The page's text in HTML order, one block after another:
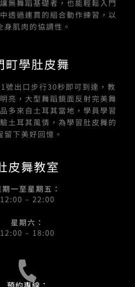
無舞蹈基礎者，也能輕鬆入門
透過連貫的組合動作練習，以
身肌肉的協調性。
町學肚皮舞
號出口步行30秒即可到達，教
亮，大型舞蹈鏡面反射完美舞
多來自土耳其當地，學員學習
土耳其風情，為學習肚皮舞的
留下美好回憶。
皮舞教室
期一至星期五：
12:00 – 22:00
星期六：
12:00 – 18:00